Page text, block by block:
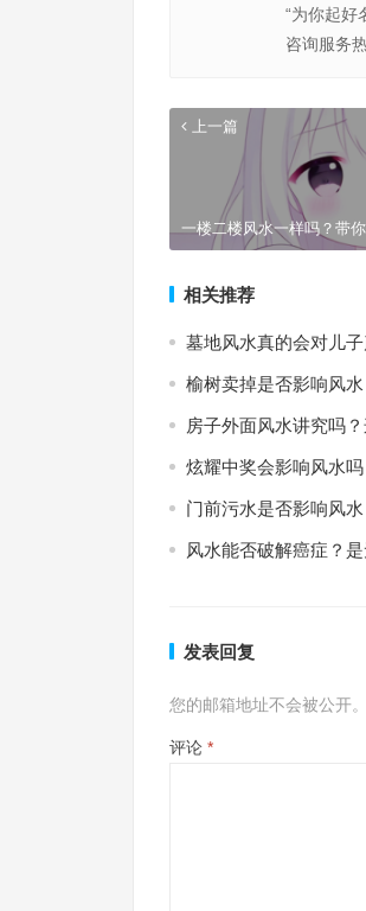
“为你起好
咨询服务
上一篇
一楼二楼风水一样吗？带
相关推荐
墓地风水真的会对儿
榆树卖掉是否影响风
房子外面风水讲究吗
炫耀中奖会影响风水
门前污水是否影响风
风水能否破解癌症？
发表回复
您的邮箱地址不会被公开。
评论 *